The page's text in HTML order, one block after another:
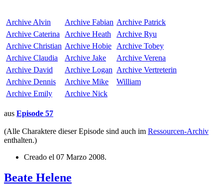
Archive Alvin Archive Fabian Archive Patrick
Archive Caterina Archive Heath Archive Ryu
Archive Christian Archive Hobie Archive Tobey
Archive Claudia Archive Jake Archive Verena
Archive David Archive Logan Archive Vertreterin
Archive Dennis Archive Mike
William
Archive Emily Archive Nick
aus Episode 57
(Alle Charaktere dieser Episode sind auch im Ressourcen-Archiv
enthalten.)
Creado el 07 Marzo 2008.
Beate Helene